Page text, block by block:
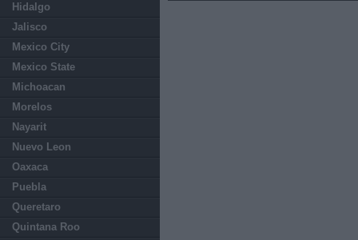
Hidalgo
Jalisco
Mexico City
Mexico State
Michoacan
Morelos
Nayarit
Nuevo Leon
Oaxaca
Puebla
Queretaro
Quintana Roo